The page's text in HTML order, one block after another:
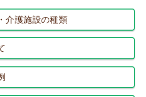
介護施設の種類